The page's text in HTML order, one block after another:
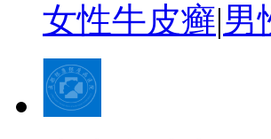
女性牛皮癣|男